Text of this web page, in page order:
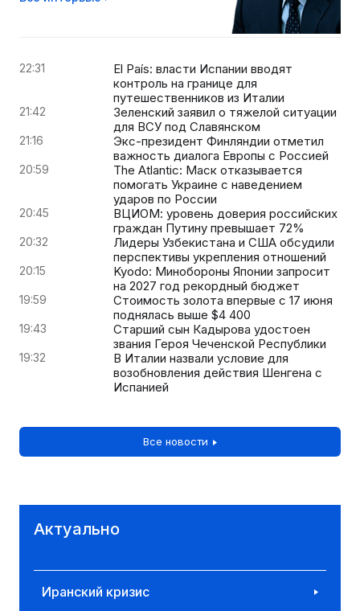
22:31
El País: власти Испании вводят
контроль на границе для
путешественников из Италии
21:42
Зеленский заявил о тяжелой ситуации
для ВСУ под Славянском
21:16
Экс-президент Финляндии отметил
важность диалога Европы с Россией
20:59
The Atlantic: Маск отказывается
помогать Украине с наведением
ударов по России
20:45
ВЦИОМ: уровень доверия российских
граждан Путину превышает 72%
20:32
Лидеры Узбекистана и США обсудили
перспективы укрепления отношений
20:15
Kyodo: Минобороны Японии запросит
на 2027 год рекордный бюджет
19:59
Стоимость золота впервые с 17 июня
поднялась выше $4 400
19:43
Старший сын Кадырова удостоен
звания Героя Чеченской Республики
19:32
В Италии назвали условие для
возобновления действия Шенгена с
Испанией
Все новости
Актуально
Иранский кризис